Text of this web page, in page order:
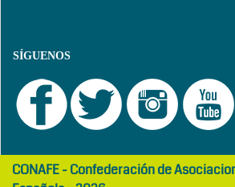
SÍGUENOS
girls
abaya
maltepe
otelCONAFE - Confederación de